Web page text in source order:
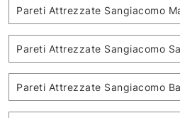
Pareti Attrezzate Sangiacomo
Pareti Attrezzate Sangiacomo
Pareti Attrezzate Sangiacomo